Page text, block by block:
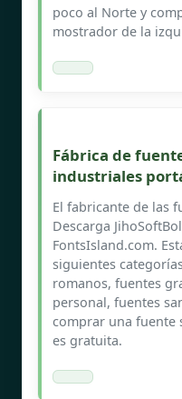
poco al Norte y
mostrador de la
Fábrica de
industriales
El fabricante de las
Descarga
FontsIsland.com.
siguientes
romanos, fuentes
personal, fuentes
comprar una fuente
es gratuita.